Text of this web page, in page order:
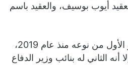
166 مشاة العقيد أيوب بوسيف، والعقيد باسم
ويعد لقاء حفتر وبوتين هو الأول من نوعه منذ عام 2019،
أنه الثاني له بنائب وزير الدفاع